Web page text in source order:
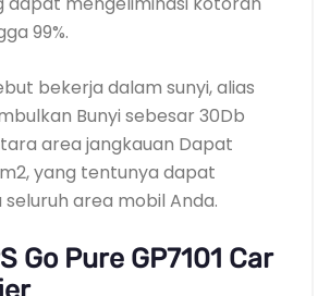
Go Pure GP7101 Car
asing hingga yang